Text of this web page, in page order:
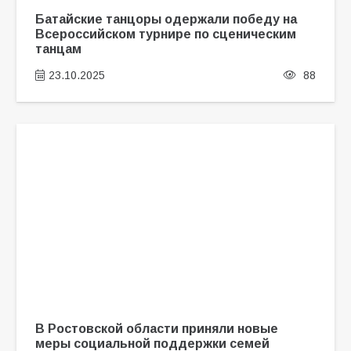
Батайские танцоры одержали победу на
Всероссийском турнире по сценическим
танцам
23.10.2025 88
В Ростовской области приняли новые
меры социальной поддержки семей